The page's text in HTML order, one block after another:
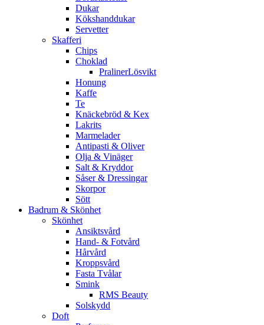
Dukar
Kökshanddukar
Servetter
Skafferi
Chips
Choklad
PralinerLösvikt
Honung
Kaffe
Te
Knäckebröd & Kex
Lakrits
Marmelader
Antipasti & Oliver
Olja & Vinäger
Salt & Kryddor
Såser & Dressingar
Skorpor
Sött
Badrum & Skönhet
Skönhet
Ansiktsvård
Hand- & Fotvård
Hårvård
Kroppsvård
Fasta Tvålar
Smink
RMS Beauty
Solskydd
Doft